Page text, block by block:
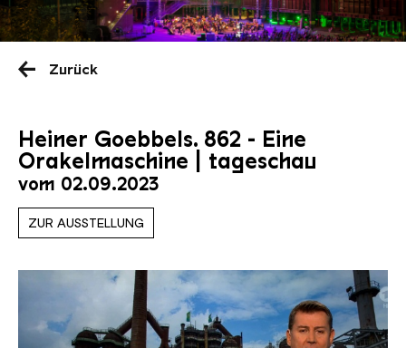
Zurück
Heiner Goebbels. 862 - Eine
Orakelmaschine | tageschau
vom 02.09.2023
ZUR AUSSTELLUNG